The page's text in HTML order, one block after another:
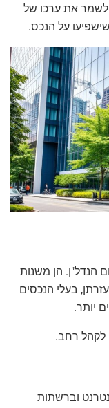
לשמר את ערכו של
על הנכס.
הנדל"ן. הן משנות
בעלי הנכסים
יותר.
לקהל רחב.
וברשתות